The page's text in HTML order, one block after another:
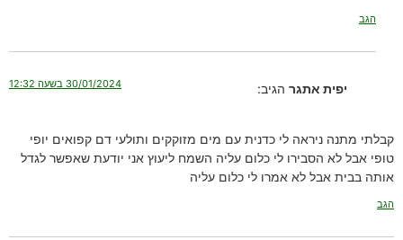
הגב
יפית אתגר הגיב: 30/01/2024 בשעה 12:32
קבלתי מתנה ניראה לי כדנית עם מים מזוקקים ותולעי דם קפואים יופי
טופי אבל לא הסבירו לי כלום עליה השמח ליעוץ אני יודעת שאפשר לגדל
אותה בבית אבל לא אמרו לי כלום עליה
הגב